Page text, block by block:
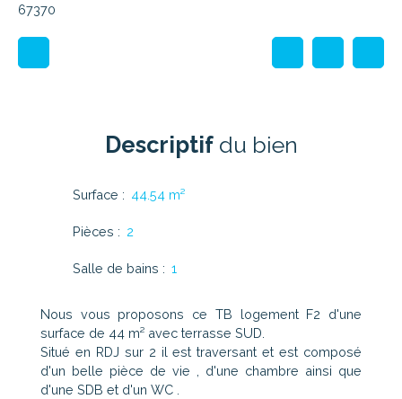
67370
Descriptifdu bien
Surface : 44.54 m²
Pièces : 2
Salle de bains : 1
Nous vous proposons ce TB logement F2 d'une
surface de 44 m² avec terrasse SUD.
Situé en RDJ sur 2 il est traversant et est composé
d'un belle pièce de vie , d'une chambre ainsi que
d'une SDB et d'un WC .